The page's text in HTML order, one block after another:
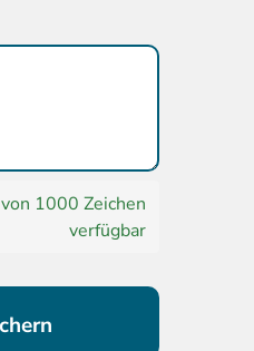
von 1000 Zeichen
verfügbar